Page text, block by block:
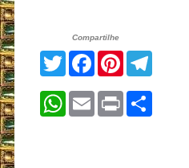
Compartilhe
TwitterFacebook
Pinterest
WhatsApp
EmailPrintShare